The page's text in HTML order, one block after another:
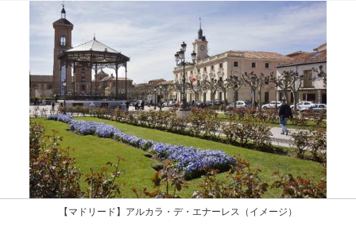
【マドリード】アルカラ・デ・エナーレス（イメージ）